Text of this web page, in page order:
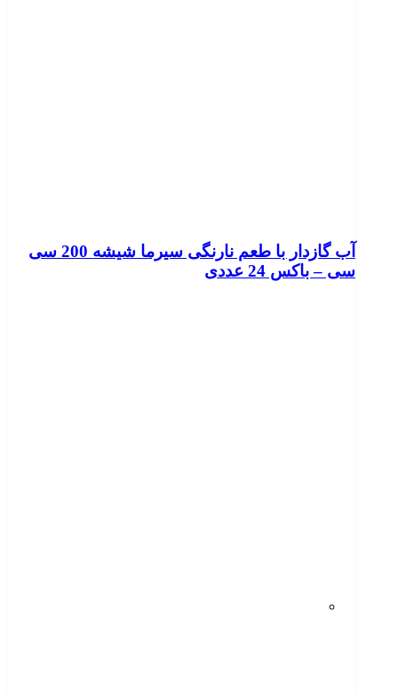
آب گازدار با طعم نارنگی سیرما شیشه 200 سی
سی – باکس 24 عددی